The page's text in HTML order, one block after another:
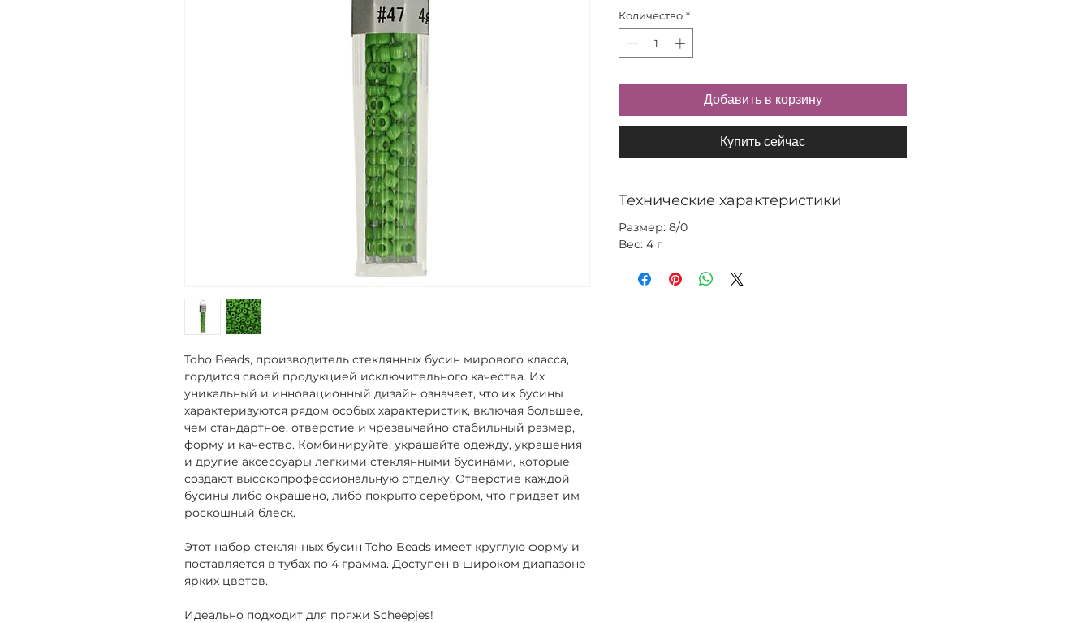
Toho Beads, производитель стеклянных бусин мирового класса,
гордится своей продукцией исключительного качества. Их
уникальный и инновационный дизайн означает, что их бусины
характеризуются рядом особых характеристик, включая большее,
чем стандартное, отверстие и чрезвычайно стабильный размер,
форму и качество. Комбинируйте, украшайте одежду, украшения
и другие аксессуары легкими стеклянными бусинами, которые
создают высокопрофессиональную отделку. Отверстие каждой
бусины либо окрашено, либо покрыто серебром, что придает им
роскошный блеск.
Этот набор стеклянных бусин Toho Beads имеет круглую форму и
поставляется в тубах по 4 грамма. Доступен в широком диапазоне
ярких цветов.
Идеально подходит для пряжи Scheepjes!
Количество *
Добавить в корзину
Купить сейчас
Технические характеристики
Размер: 8/0
Вес: 4 г